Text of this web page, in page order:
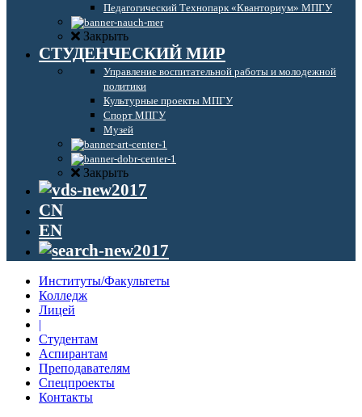
Педагогический Технопарк «Кванториум» МПГУ
Закрыть
СТУДЕНЧЕСКИЙ МИР
Управление воспитательной работы и молодежной
политики
Культурные проекты МПГУ
Спорт МПГУ
Музей
Закрыть
CN
EN
Институты/Факультеты
Колледж
Лицей
|
Студентам
Аспирантам
Преподавателям
Спецпроекты
Контакты